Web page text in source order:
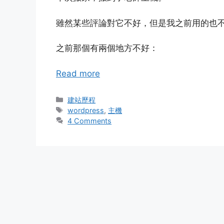
雖然某些評論對它不好，但是我之前用的也
之前那個有兩個地方不好：
Read more
Categories
建站歷程
Tags
wordpress, 主機
4 Comments